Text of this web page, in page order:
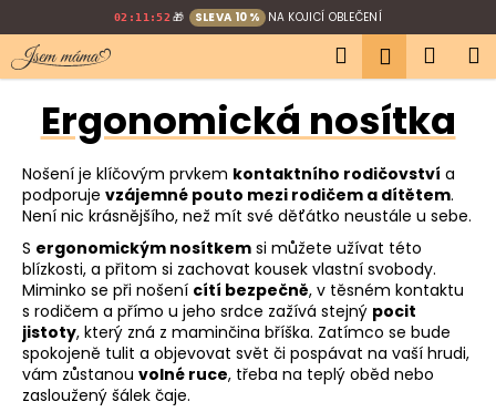
na
obsah
02:11:51 🎁 SLEVA 10 % NA KOJICÍ OBLEČENÍ
Hledat
Ergonomická nosítka
Nošení je klíčovým prvkem kontaktního rodičovství a
podporuje vzájemné pouto mezi rodičem a dítětem.
Není nic krásnějšího, než mít své děťátko neustále u sebe.
S ergonomickým nosítkem si můžete užívat této
blízkosti, a přitom si zachovat kousek vlastní svobody.
Miminko se při nošení cítí bezpečně, v těsném kontaktu
s rodičem a přímo u jeho srdce zažívá stejný pocit
jistoty, který zná z maminčina bříška. Zatímco se bude
spokojeně tulit a objevovat svět či pospávat na vaší hrudi,
vám zůstanou volné ruce, třeba na teplý oběd nebo
zasloužený šálek čaje.
o
š Zpět
Zpět
p
o
t
ř
e
b
u
j